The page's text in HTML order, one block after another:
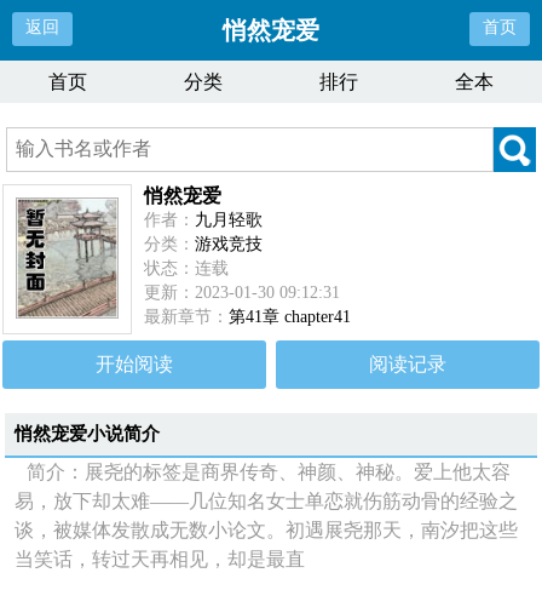
返回 悄然宠爱 首页
首页 分类 排行 全本
悄然宠爱
作者： 九月轻歌
分类：游戏竞技
状态：连载
更新：2023-01-30 09:12:31
最新章节：第41章 chapter41
开始阅读 阅读记录
悄然宠爱小说简介
简介：展尧的标签是商界传奇、神颜、神秘。爱上他太容
易，放下却太难——几位知名女士单恋就伤筋动骨的经验之
谈，被媒体发散成无数小论文。初遇展尧那天，南汐把这些
当笑话，转过天再相见，却是最直